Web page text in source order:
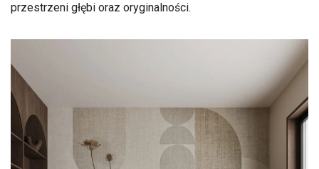
przestrzeni głębi oraz oryginalności.